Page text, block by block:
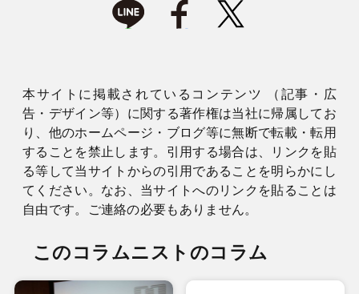
本サイトに掲載されているコンテンツ （記事・広
告・デザイン等）に関する著作権は当社に帰属してお
り、他のホームページ・ブログ等に無断で転載・転用
することを禁止します。引用する場合は、リンクを貼
る等して当サイトからの引用であることを明らかにし
てください。なお、当サイトへのリンクを貼ることは
自由です。ご連絡の必要もありません。
このコラムニストのコラム